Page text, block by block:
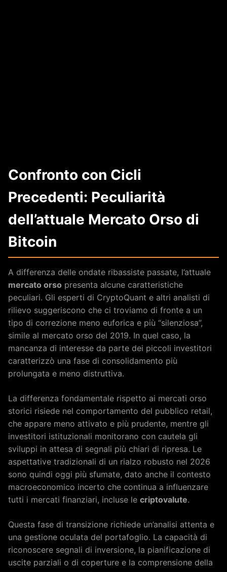
Confronto con Cicli
Precedenti: Peculiarità
dell’attuale Mercato Orso di
Bitcoin
A differenza delle ondate ribassiste passate, l’attuale
mercato orso presenta alcune caratteristiche
peculiari. Gli esperti di CryptoQuant e altri analisti di
rilievo suggeriscono che ci troviamo di fronte a un
tipo di correzione meno euforica e più “silenziosa”,
simile al mercato orso del 2019. In quel caso, la
mancanza di interesse da parte dei piccoli investitori
caratterizzò una fase di consolidamento più
prolungata e meno distruttiva.
La differenza fondamentale rispetto ai mercati orso
storici risiede nel comportamento del pubblico retail,
che appare meno attivato e più prudente, mentre gli
investitori istituzionali monitorano con cautela gli
sviluppi in attesa di segnali più chiari di ripresa. Le
aspettative tradizionali di un rialzo robusto nel 2026
sono quindi oggi più sfumate, dato anche il contesto
macroeconomico incerto che continua a influenzare
tutti i mercati finanziari, incluse le criptovalute.
Questa fase di transizione richiede un’analisi attenta e
una gestione oculata del portafoglio. La capacità di
riconoscere segnali di inversione, la pianificazione di
uscite parziali o di coperture e la comprensione della